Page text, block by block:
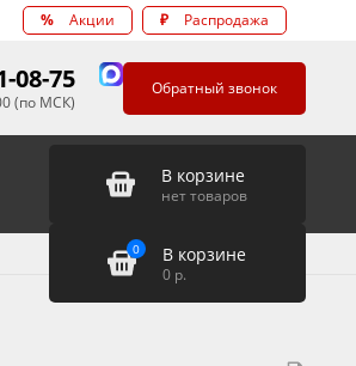
% Акции ₽ Распродажа
08-75
(по МСК)
Обратный звонок
В корзине
нет товаров
0 В корзине
0 р.